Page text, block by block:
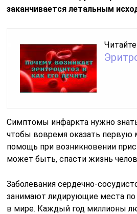
заканчивается летальным
Симптомы инфаркта нужно
чтобы вовремя оказать
помощь при возникновении
может быть, спасти жизнь
Заболевания сердечно-
занимают лидирующие места по
в мире. Каждый год миллионы